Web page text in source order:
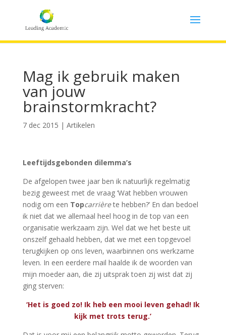
Mag ik gebruik maken
van jouw
brainstormkracht?
7 dec 2015 | Artikelen
Leeftijdsgebonden dilemma’s
De afgelopen twee jaar ben ik natuurlijk regelmatig
bezig geweest met de vraag ‘Wat hebben vrouwen
nodig om een Topcarrièrete hebben?’ En dan bedoel
ik niet dat we allemaal heel hoog in de top van een
organisatie werkzaam zijn. Wel dat we het beste uit
onszelf gehaald hebben, dat we met een topgevoel
terugkijken op ons leven, waarbinnen ons werkzame
leven. In een eerdere mail haalde ik de woorden van
mijn moeder aan, die zij uitsprak toen zij wist dat zij
ging sterven:
‘Het is goed zo! Ik heb een mooi leven gehad! Ik
kijk met trots terug.’